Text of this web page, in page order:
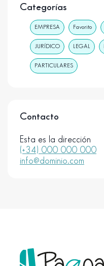
Categorías
EMPRESA Favorito
JURÍDICO LEGAL
PARTICULARES
Contacto
Esta es la dirección
(+34) 000 000 000
info@dominio.com